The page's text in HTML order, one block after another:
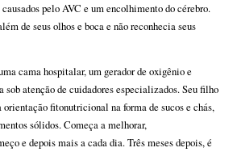
pelo AVC e um encolhimento do cérebro.
de seus olhos e boca e não reconhecia seus
cama hospitalar, um gerador de oxigênio e
sob atenção de cuidadores especializados. Seu filho
orientação fitonutricional ​​na forma de sucos e chás,
sólidos. Começa a melhorar,
e depois mais a cada dia. Três meses depois, é